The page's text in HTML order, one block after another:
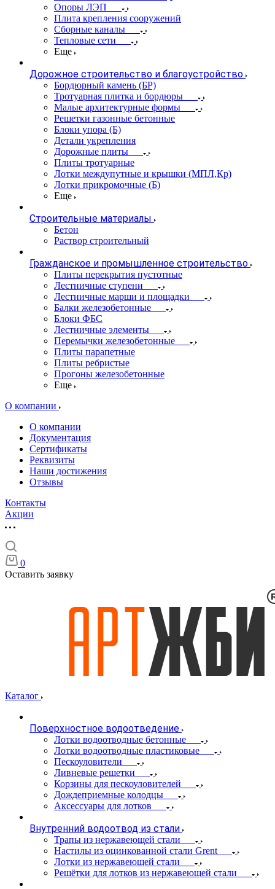
Опоры ЛЭП
Плита крепления сооружений
Сборные каналы
Тепловые сети
Еще
Дорожное строительство и благоустройство
Бордюрный камень (БР)
Тротуарная плитка и бордюры
Малые архитектурные формы
Решетки газонные бетонные
Блоки упора (Б)
Детали укрепления
Дорожные плиты
Плиты тротуарные
Лотки междупутные и крышки (МПЛ,Кр)
Лотки прикромочные (Б)
Еще
Строительные материалы
Бетон
Раствор строительный
Гражданское и промышленное строительство
Плиты перекрытия пустотные
Лестничные ступени
Лестничные марши и площадки
Балки железобетонные
Блоки ФБС
Лестничные элементы
Перемычки железобетонные
Плиты парапетные
Плиты ребристые
Прогоны железобетонные
Еще
О компании
О компании
Документация
Сертификаты
Реквизиты
Наши достижения
Отзывы
Контакты
Акции
0
Оставить заявку
Каталог
Поверхностное водоотведение
Лотки водоотводные бетонные
Лотки водоотводные пластиковые
Пескоуловители
Ливневые решетки
Корзины для пескоуловителей
Дождеприемные колодцы
Аксессуары для лотков
Внутренний водоотвод из стали
Трапы из нержавеющей стали
Настилы из оцинкованной стали Grent
Лотки из нержавеющей стали
Решётки для лотков из нержавеющей стали